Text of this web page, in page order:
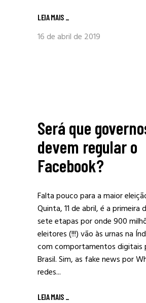
LEIA MAIS _
16 de abril de 2019
Será que
devem regular o
Facebook?
Falta pouco para a maior
Quinta, 11 de abril, é a primeira
sete etapas por onde 900
eleitores (!!!) vão às urnas na
com comportamentos digitais
Brasil. Sim, as fake news por
redes...
LEIA MAIS _